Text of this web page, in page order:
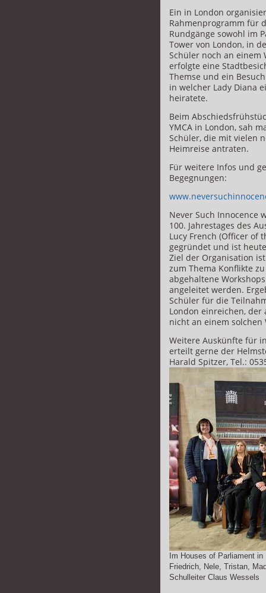
Ein in London
Rahmenprogramm für
Rundgänge sowohl im
Tower von London, in
Schüler noch an einem
erfolgte eine
Themse und ein
in welcher Lady Diana
heiratete.
Beim
YMCA in London, sah
Schüler, die mit vielen
Heimreise antraten.
Für weitere Infos und
Begegnungen:
Never Such Innocence
100. Jahrestages des
Lucy French (Officer of
gegründet und ist
Ziel der Organisation
zum Thema Konflikte
abgehaltene
angeleitet werden.
Schüler für die
London einreichen,
nicht an einem
Weitere Auskünfte für
erteilt gerne der
Harald Spitzer, Tel.:
Im Houses of Parliament
Friedrich, Nele, Tristan,
Schulleiter Claus Wessels